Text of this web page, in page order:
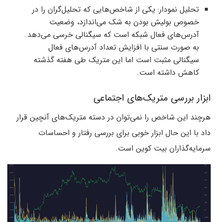
تحلیل نمودار: یکی از شاخص‌هایی که تحلیل‌گران را در
خصوص بولیش بودن به شک می‌اندازد، وضعیت
آدرس‌های فعال شبکه است که سیگنالی خرسی می‌دهد.
به صورت سنتی با افزایش تعداد آدرس‌های فعال
سیگنالی مثبت است اما این متریک طی هفته گذشته
کاهش داشته است.
ابزار بررسی متریک‌های اجتماعی
هرچند این شاخص را نمی‌توان در دسته متریک‌های آنچین قرار
داد با این حال ابزار خوبی برای بررسی رفتار و احساسات
سرمایه‌گذاران بیت کوین است.